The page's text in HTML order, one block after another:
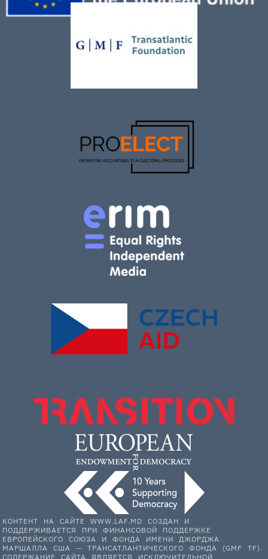
КОНТЕНТ НА САЙТЕ WWW.LAF.MD СОЗДАН И
ПОДДЕРЖИВАЕТСЯ ПРИ ФИНАНСОВОЙ ПОДДЕРЖКЕ
ЕВРОПЕЙСКОГО СОЮЗА И ФОНДА ИМЕНИ ДЖОРДЖА
МАРШАЛЛА США — ТРАНСАТЛАНТИЧЕСКОГО ФОНДА (GMF TF).
СОДЕРЖАНИЕ САЙТА ЯВЛЯЕТСЯ ИСКЛЮЧИТЕЛЬНОЙ